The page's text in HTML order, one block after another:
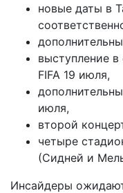
новые даты в
выступление в
FIFA 19 июля,
июля,
второй
четыре
(Сидней и
Инсайдеры